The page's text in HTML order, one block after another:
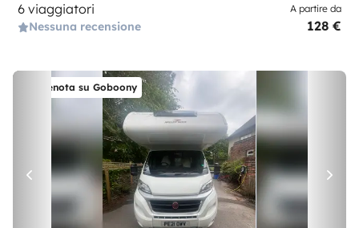
6 viaggiatori
Nessuna recensione
A partire da
128 €
Prenota su Goboony